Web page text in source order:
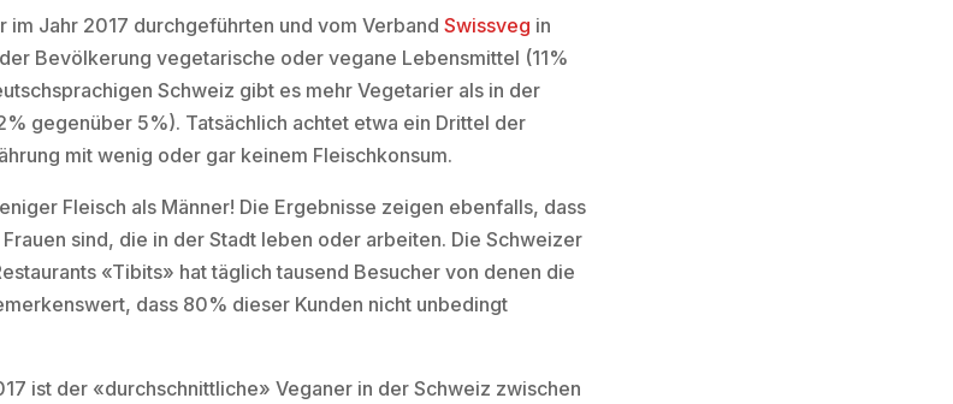
im Jahr 2017 durchgeführten und vom Verband Swissveg in
Bevölkerung vegetarische oder vegane Lebensmittel (11%
Schweiz gibt es mehr Vegetarier als in der
gegenüber 5%). Tatsächlich achtet etwa ein Drittel der
mit wenig oder gar keinem Fleischkonsum.
Fleisch als Männer! Die Ergebnisse zeigen ebenfalls, dass
sind, die in der Stadt leben oder arbeiten. Die Schweizer
«Tibits» hat täglich tausend Besucher von denen die
dass 80% dieser Kunden nicht unbedingt
ist der «durchschnittliche» Veganer in der Schweiz zwischen